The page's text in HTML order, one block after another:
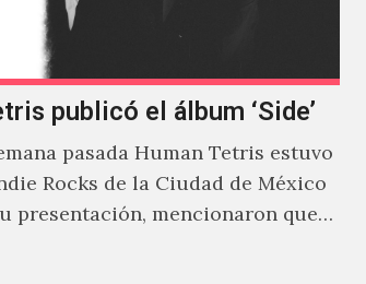
publicó el álbum ‘Side’
pasada Human Tetris estuvo
Rocks de la Ciudad de México
presentación, mencionaron que